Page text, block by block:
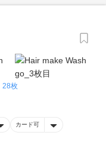
28枚
カード可